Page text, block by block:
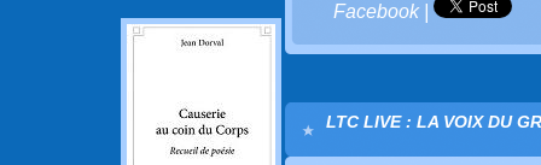
Facebook|
LTC LIVE : LA VOIX DU